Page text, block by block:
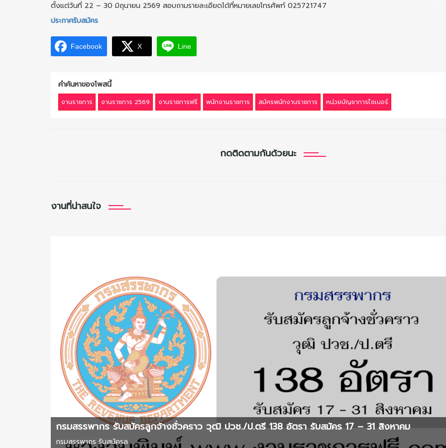
ตั้งแต่วันที่ 22 – 30 มิถุนายน 2569 สอบถามรายละเอียดได้ที่หมายเลขโทรศัพท์ 025721747
ประกาศรับสมัคร
Facebook X Line
คำค้นหาของโพสนี้
งานราชการ งานราชการ 2569 งานราชการฟรี พนักงานราชการ สมัครพนักงานราชการ หน่วยบัญชาการไซเบอร์
กดติดตามกันด้วยนะ
งานที่น่าสนใจ
กรมสรรพากร รับสมัครลูกจ้างชั่วคราว วุฒิ ปวช./ป.ตรี 138 อัตรา รับสมัคร 17 – 31 สิงหาคม
กรมสรรพากร รับสมัครล ...